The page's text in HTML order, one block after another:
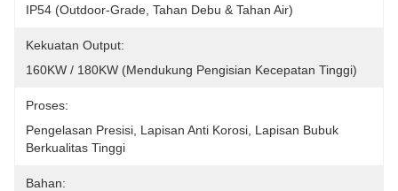
IP54 (outdoor-Grade, Tahan Debu & Tahan Air)
Kekuatan Output:
160KW / 180KW (mendukung Pengisian Kecepatan Tinggi)
Proses:
Pengelasan Presisi, Lapisan Anti Korosi, Lapisan Bubuk
Berkualitas Tinggi
Bahan: